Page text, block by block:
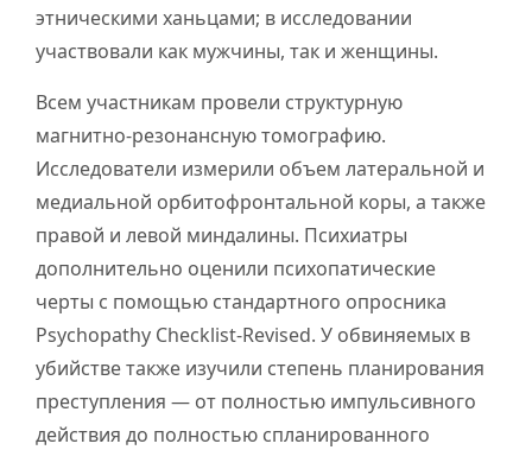
этническими ханьцами; в исследовании
участвовали как мужчины, так и женщины.
Всем участникам провели структурную
магнитно-резонансную томографию.
Исследователи измерили объем латеральной и
медиальной орбитофронтальной коры, а также
правой и левой миндалины. Психиатры
дополнительно оценили психопатические
черты с помощью стандартного опросника
Psychopathy Checklist-Revised. У обвиняемых в
убийстве также изучили степень планирования
преступления — от полностью импульсивного
действия до полностью спланированного